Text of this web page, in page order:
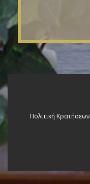
Πολιτική Κρατήσεων